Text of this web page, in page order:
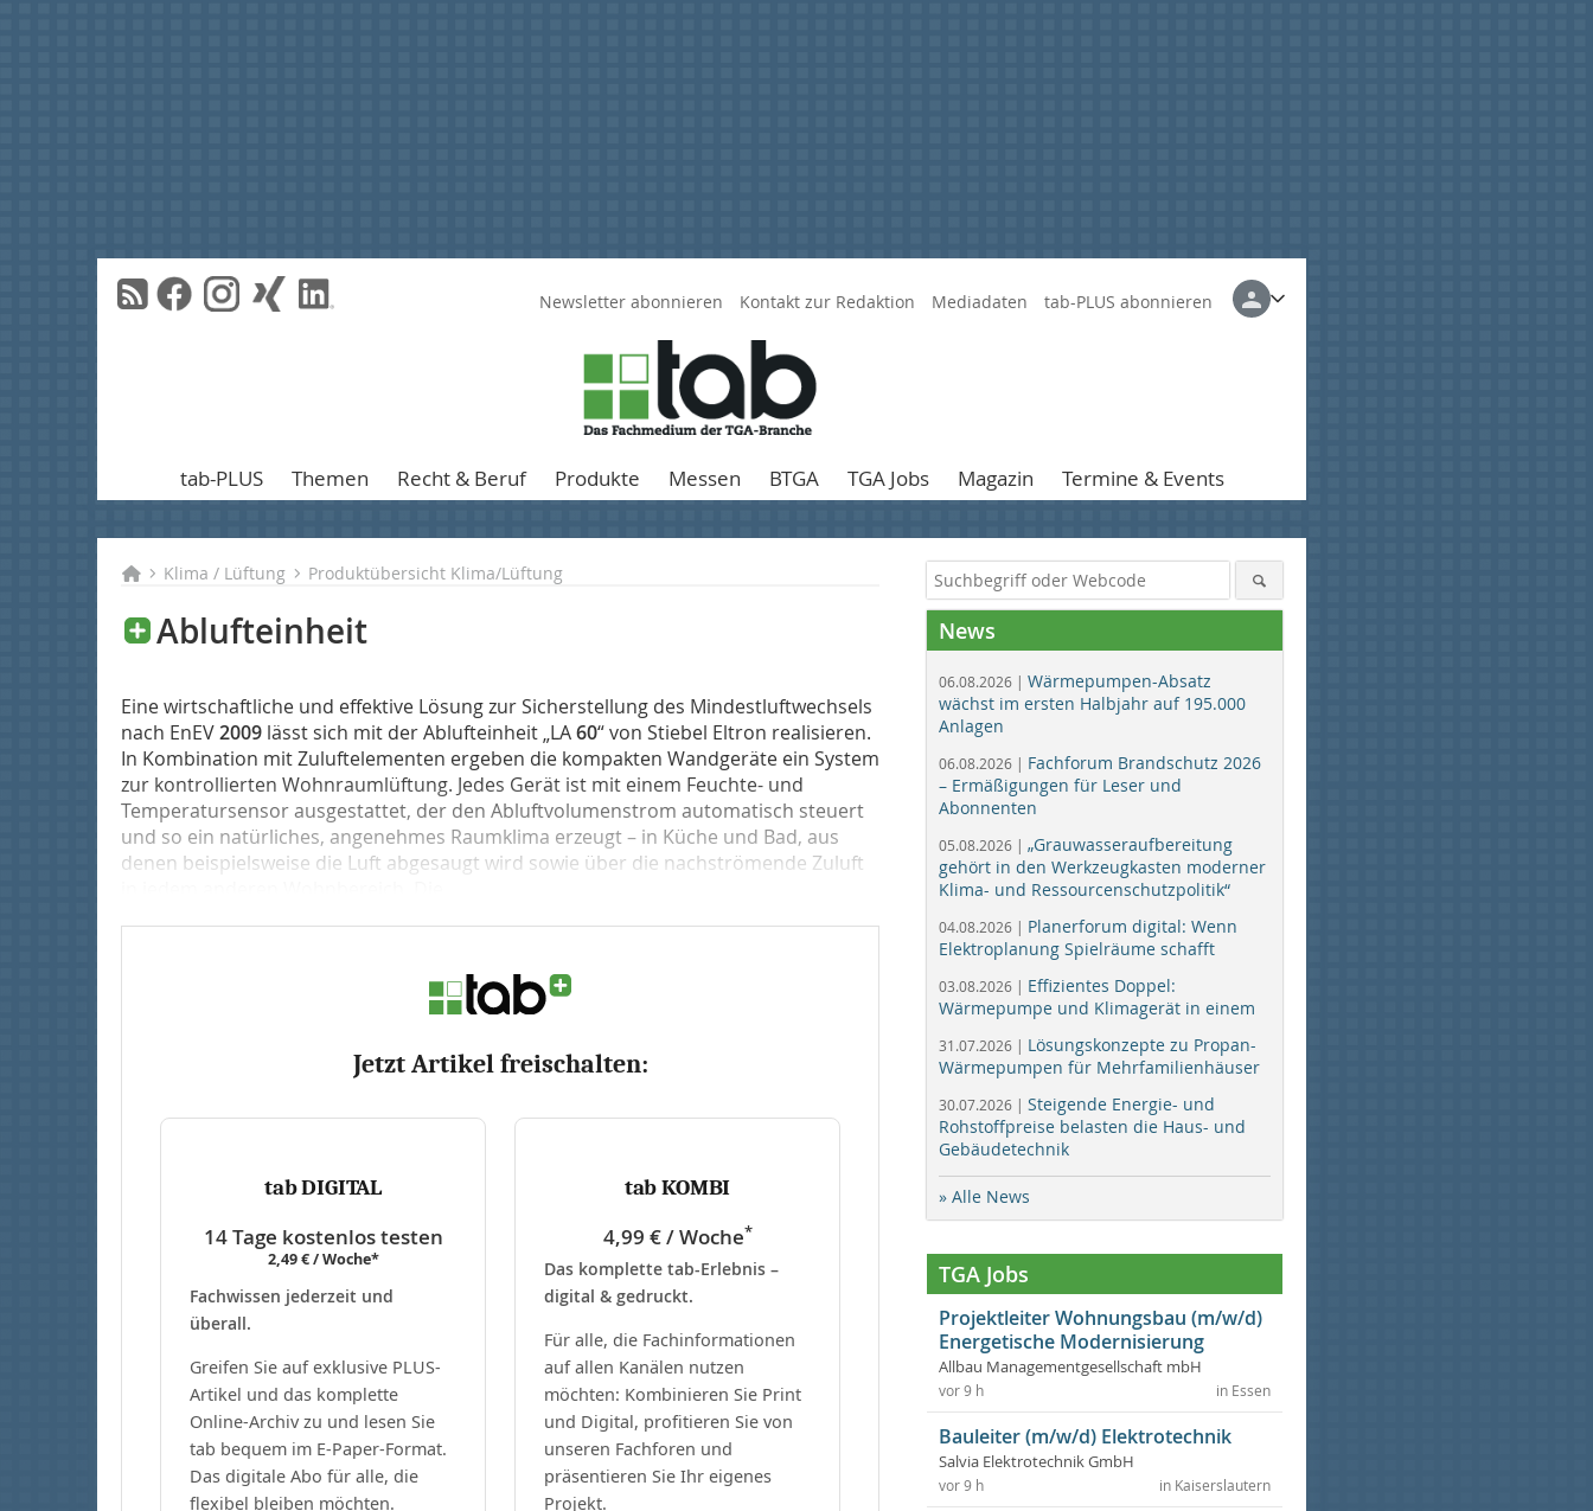
Newsletter abonnieren Kontakt zur Redaktion Mediadaten tab-PLUS abonnieren
tab-PLUS Themen Recht & Beruf Produkte Messen BTGA TGA Jobs Magazin Termine & Events
Klima / Lüftung Produktübersicht Klima/Lüftung
Ablufteinheit
Eine wirtschaftliche und effektive Lösung zur Sicherstellung des Mindestluftwechsels
nach EnEV2009 lässt sich mit der Ablufteinheit „LA60“ von Stiebel Eltron realisieren.
In Kombination mit Zuluftelementen ergeben die kompakten Wandgeräte ein System
zur kontrollierten Wohnraumlüftung. Jedes Gerät ist mit einem Feuchte- und
Temperatursensor ausgestattet, der den Abluftvolumenstrom automatisch steuert
und so ein natürliches, angenehmes Raumklima erzeugt – in Küche und Bad, aus
denen beispielsweise die Luft abgesaugt wird sowie über die nachströmende Zuluft
Jetzt Artikel freischalten:
tab DIGITAL
14 Tage kostenlos testen
2,49 € / Woche*
Fachwissen jederzeit und
überall.
Greifen Sie auf exklusive PLUS-
Artikel und das komplette
Online-Archiv zu und lesen Sie
tab bequem im E-Paper-Format.
Das digitale Abo für alle, die
flexibel bleiben möchten.
tab KOMBI
4,99 € / Woche*
Das komplette tab-Erlebnis –
digital & gedruckt.
Für alle, die Fachinformationen
auf allen Kanälen nutzen
möchten: Kombinieren Sie Print
und Digital, profitieren Sie von
unseren Fachforen und
präsentieren Sie Ihr eigenes
Projekt.
News
06.08.2026 | Wärmepumpen-Absatz
wächst im ersten Halbjahr auf 195.000
Anlagen
06.08.2026 | Fachforum Brandschutz 2026
– Ermäßigungen für Leser und
Abonnenten
05.08.2026 | „Grauwasseraufbereitung
gehört in den Werkzeugkasten moderner
Klima- und Ressourcenschutzpolitik“
04.08.2026 | Planerforum digital: Wenn
Elektroplanung Spielräume schafft
03.08.2026 | Effizientes Doppel:
Wärmepumpe und Klimagerät in einem
31.07.2026 | Lösungskonzepte zu Propan-
Wärmepumpen für Mehrfamilienhäuser
30.07.2026 | Steigende Energie- und
Rohstoffpreise belasten die Haus- und
Gebäudetechnik
» Alle News
TGA Jobs
Projektleiter Wohnungsbau (m/w/d)
Energetische Modernisierung
Allbau Managementgesellschaft mbH
in Essen
vor 9 h
Bauleiter (m/w/d) Elektrotechnik
Salvia Elektrotechnik GmbH
in Kaiserslautern
vor 9 h